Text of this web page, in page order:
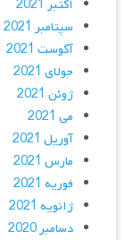
اکتبر 2021
سپتامبر 2021
آگوست 2021
جولای 2021
ژوئن 2021
می 2021
آوریل 2021
مارس 2021
فوریه 2021
ژانویه 2021
دسامبر 2020